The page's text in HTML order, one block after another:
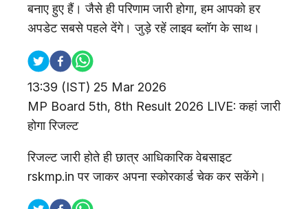
बनाए हुए हैं। जैसे ही परिणाम जारी होगा, हम आपको हर
अपडेट सबसे पहले देंगे। जुड़े रहें लाइव ब्लॉग के साथ।
13:39 (IST) 25 Mar 2026
MP Board 5th, 8th Result 2026 LIVE: कहां जारी
होगा रिजल्ट
रिजल्ट जारी होते ही छात्र आधिकारिक वेबसाइट
rskmp.in पर जाकर अपना स्कोरकार्ड चेक कर सकेंगे।